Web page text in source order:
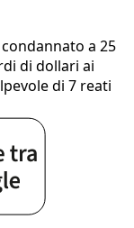
a 25
di dollari ai
di 7 reati